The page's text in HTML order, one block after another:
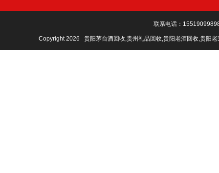
联系电话：
Copyright 2026 贵阳茅台酒回收,贵州礼品回收,贵阳老酒回收,贵阳